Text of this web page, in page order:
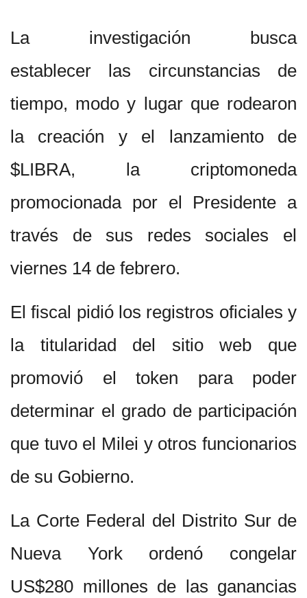
La investigación busca
establecer las circunstancias de
tiempo, modo y lugar que rodearon
la creación y el lanzamiento de
$LIBRA, la criptomoneda
promocionada por el Presidente a
través de sus redes sociales el
viernes 14 de febrero.
El fiscal pidió los registros oficiales y
la titularidad del sitio web que
promovió el token para poder
determinar el grado de participación
que tuvo el Milei y otros funcionarios
de su Gobierno.
La Corte Federal del Distrito Sur de
Nueva York ordenó congelar
US$280 millones de las ganancias